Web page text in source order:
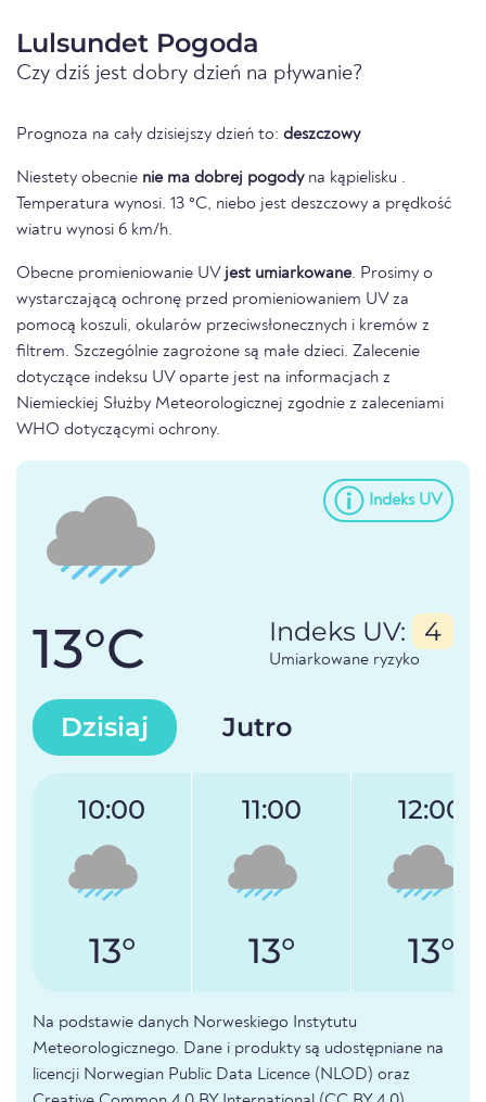
Lulsundet Pogoda
Czy dziś jest dobry dzień na pływanie?
Prognoza na cały dzisiejszy dzień to: deszczowy
Niestety obecnie nie ma dobrej pogodyna kąpielisku .
Temperatura wynosi. 13 °C, niebo jest deszczowy a prędkość
wiatru wynosi 6 km/h.
Obecne promieniowanie UV jest umiarkowane. Prosimy o
wystarczającą ochronę przed promieniowaniem UV za
pomocą koszuli, okularów przeciwsłonecznych i kremów z
filtrem. Szczególnie zagrożone są małe dzieci. Zalecenie
dotyczące indeksu UV oparte jest na informacjach z
Niemieckiej Służby Meteorologicznej zgodnie z zaleceniami
WHO dotyczącymi ochrony.
Indeks UV
13°C Indeks UV: 4
Umiarkowane ryzyko
Dzisiaj Jutro
10:00
13°
11:00
13°
12:00
13°
Na podstawie danych Norweskiego Instytutu
Meteorologicznego. Dane i produkty są udostępniane na
licencji Norwegian Public Data Licence (NLOD) oraz